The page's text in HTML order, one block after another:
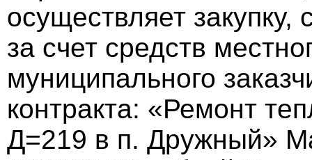
осуществляет закупку,
за счет средств
муниципального
контракта: «Ремонт
Д=219 в п. Дружный»